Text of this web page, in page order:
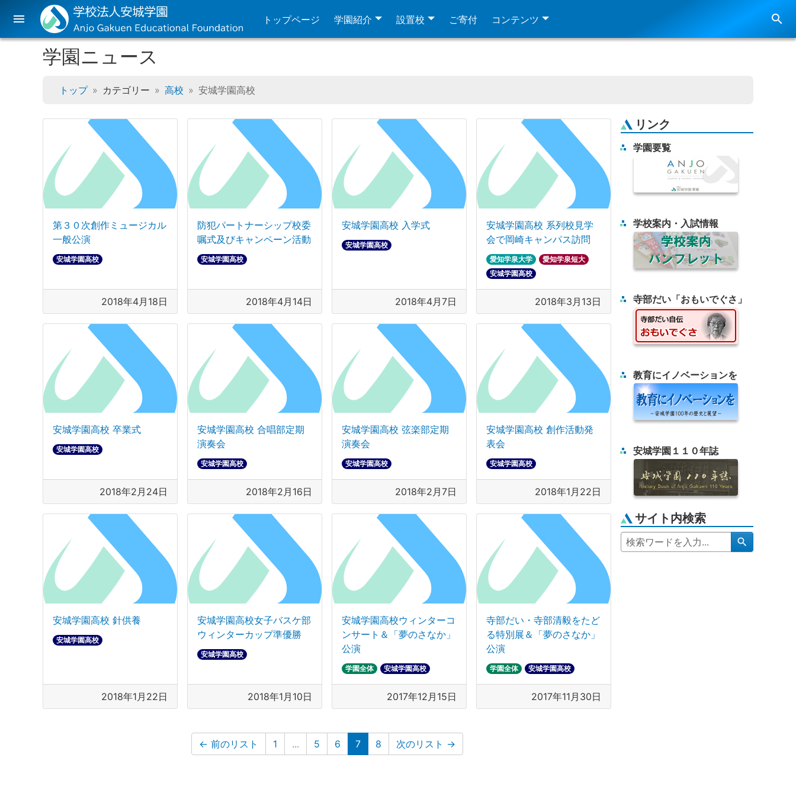
menu トップページ 学園紹介 設置校 ご寄付 コンテンツ search
学園ニュース
トップ カテゴリー 高校 安城学園高校
第３０次創作ミュージカル
一般公演
安城学園高校
2018年4月18日
防犯パートナーシップ校委
嘱式及びキャンペーン活動
安城学園高校
2018年4月14日
安城学園高校 入学式
安城学園高校
2018年4月7日
安城学園高校 系列校見学
会で岡崎キャンパス訪問
愛知学泉大学
愛知学泉短大
安城学園高校
2018年3月13日
安城学園高校 卒業式
安城学園高校
2018年2月24日
安城学園高校 合唱部定期
演奏会
安城学園高校
2018年2月16日
安城学園高校 弦楽部定期
演奏会
安城学園高校
2018年2月7日
安城学園高校 創作活動発
表会
安城学園高校
2018年1月22日
安城学園高校 針供養
安城学園高校
2018年1月22日
安城学園高校女子バスケ部
ウィンターカップ準優勝
安城学園高校
2018年1月10日
安城学園高校ウィンターコ
ンサート＆「夢のさなか」
公演
学園全体 安城学園高校
2017年12月15日
寺部だい・寺部清毅をたど
る特別展＆「夢のさなか」
公演
学園全体 安城学園高校
2017年11月30日
← 前のリスト 1 ... 5 6 7(現在のリスト)
8 次のリスト →
リンク
学園要覧
学校案内・入試情報
寺部だい「おもいでぐさ」
教育にイノベーションを
安城学園１１０年誌
サイト内検索
search